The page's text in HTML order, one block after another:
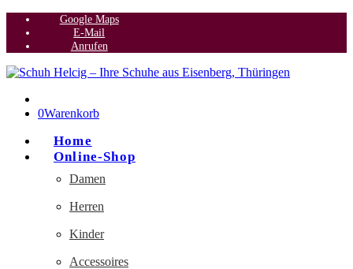
Google Maps
E-Mail
Anrufen
0Warenkorb
Home
Online-Shop
Damen
Herren
Kinder
Accessoires